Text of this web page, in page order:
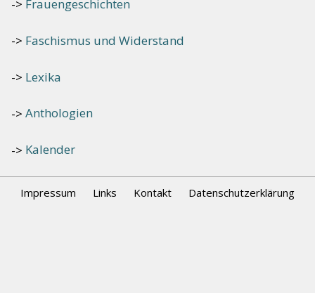
Frauengeschichten
Faschismus und Widerstand
Lexika
Anthologien
Kalender
Impressum Links Kontakt Datenschutzerklärung